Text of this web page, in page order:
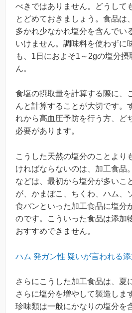
べきではありません。どうして
とどめておきましょう。食品は
多かれ少なかれ塩分を含んでい
いけません。調味料を使わずに
も、1日におよそ1～2gの塩分
ん。
食塩の摂取量を計算する際に、
んと計算することが大切です。
れから高血圧予防を行う方、ど
必要があります。
こうした天然の塩分のことより
ければならないのは、加工食品
などは、最初から塩分が多いこ
が、かまぼこ、ちくわ、ハム、
食パンといった加工食品に塩分
のです。こういった食品は添加
おすすめできません。
ハム 発ガン性 疑いが言われる
さらにこうした加工食品は、夏
さらに塩分を増やして製造しま
珍味類は一般にかなりの塩分を